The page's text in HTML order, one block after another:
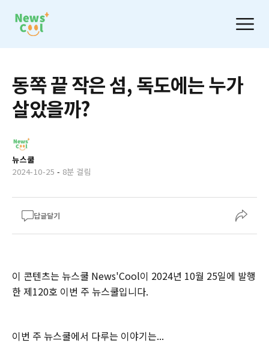
동쪽 끝 작은 섬, 독도에는 누가
살았을까?
뉴스쿨
2024-10-25 - 8분 걸림
답글달기
이 콘텐츠는 뉴스쿨 News'Cool이 2024년 10월 25일에 발행
한 제120호 이번 주 뉴스쿨입니다.‌
이번 주 뉴스쿨에서 다루는 이야기는...